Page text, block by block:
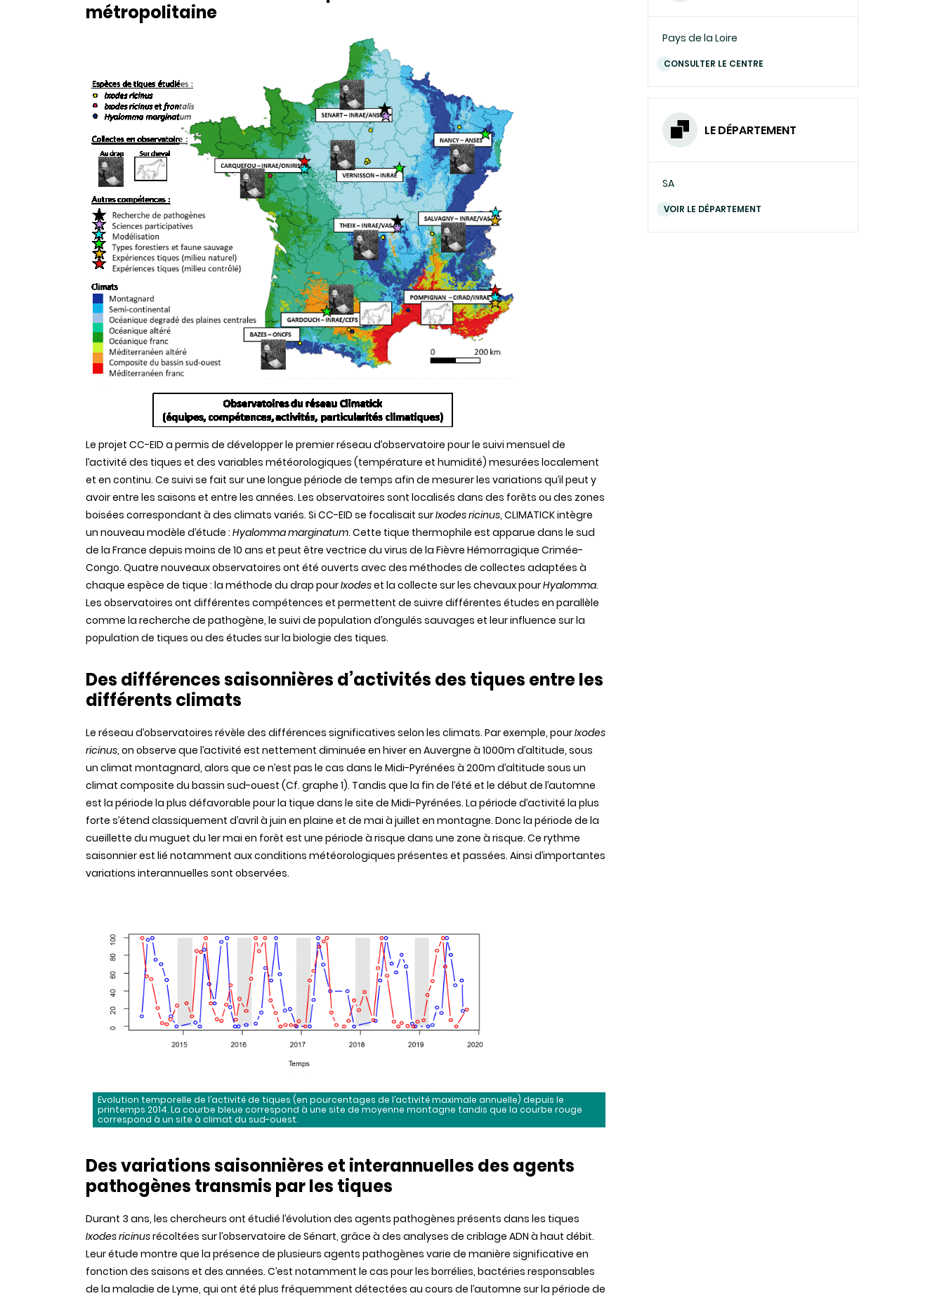
métropolitaine
Le projet CC-EID a permis de développer le premier réseau d’observatoire pour le suivi mensuel de
l’activité des tiques et des variables météorologiques (température et humidité) mesurées localement
et en continu. Ce suivi se fait sur une longue période de temps afin de mesurer les variations qu’il peut y
avoir entre les saisons et entre les années. Les observatoires sont localisés dans des forêts ou des zones
boisées correspondant à des climats variés. Si CC-EID se focalisait surIxodes ricinus, CLIMATICK intègre
un nouveau modèle d’étude : Hyalomma marginatum. Cette tique thermophile est apparue dans le sud
de la France depuis moins de 10 ans et peut être vectrice du virus de la Fièvre Hémorragique Crimée-
Congo. Quatre nouveaux observatoires ont été ouverts avec des méthodes de collectes adaptées à
chaque espèce de tique : la méthode du drap pourIxodeset la collecte sur les chevaux pourHyalomma.
Les observatoires ont différentes compétences et permettent de suivre différentes études en parallèle
comme la recherche de pathogène, le suivi de population d’ongulés sauvages et leur influence sur la
population de tiques ou des études sur la biologie des tiques.
Des différences saisonnières d’activités des tiques entre les
différents climats
Le réseau d’observatoires révèle des différences significatives selon les climats. Par exemple, pourIxodes
ricinus, on observe que l’activité est nettement diminuée en hiver en Auvergne à 1000m d’altitude, sous
un climat montagnard, alors que ce n’est pas le cas dans le Midi-Pyrénées à 200m d’altitude sous un
climat composite du bassin sud-ouest (Cf. graphe 1). Tandis que la fin de l’été et le début de l’automne
est la période la plus défavorable pour la tique dans le site de Midi-Pyrénées. La période d’activité la plus
forte s’étend classiquement d’avril à juin en plaine et de mai à juillet en montagne. Donc la période de la
cueillette du muguet du 1er mai en forêt est une période à risque dans une zone à risque. Ce rythme
saisonnier est lié notamment aux conditions météorologiques présentes et passées. Ainsi d’importantes
variations interannuelles sont observées.
Evolution temporelle de l’activité de tiques (en pourcentages de l’activité maximale annuelle) depuis le
printemps 2014. La courbe bleue correspond à une site de moyenne montagne tandis que la courbe rouge
correspond à un site à climat du sud-ouest.
Des variations saisonnières et interannuelles des agents
pathogènes transmis par les tiques
Durant 3 ans, les chercheurs ont étudié l’évolution des agents pathogènes présents dans les tiques
Ixodes ricinusrécoltées sur l’observatoire de Sénart, grâce à des analyses de criblage ADN à haut débit.
Leur étude montre que la présence de plusieurs agents pathogènes varie de manière significative en
fonction des saisons et des années. C’est notamment le cas pour les borrélies, bactéries responsables
de la maladie de Lyme, qui ont été plus fréquemment détectées au cours de l’automne sur la période de
Pays de la Loire
CONSULTER LE CENTRE
LE DÉPARTEMENT
SA
VOIR LE DÉPARTEMENT